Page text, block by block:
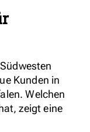
Kunden in
Welchen
zeigt eine